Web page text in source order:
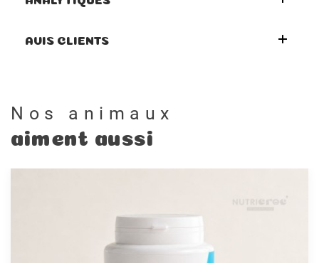
AVIS CLIENTS
Nos animaux
aiment aussi